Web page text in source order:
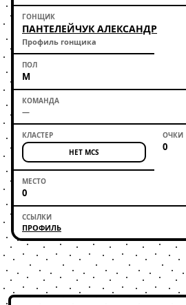
ПАНТЕЛЕЙЧУК АЛЕКСАНДР
Профиль гонщика
М
—
НЕТ MCS 0
0
ПРОФИЛЬ